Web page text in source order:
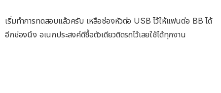
เริ่มทำการทดสอบแล้วครับ เหลือช่องหัวต่อ USB ไว้ให้แฟนต่อ BB ได้
อีกช่องนึง อเนกประสงค์ดีซื้อตัวเดียวติดรถไว้เลยใช้ได้ทุกงาน